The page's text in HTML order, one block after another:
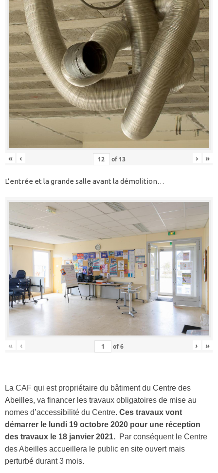
« ‹ of 13 › »
L’entrée et la grande salle avant la démolition…
« ‹ of6 › »
La CAF qui est propriétaire du bâtiment du Centre des
Abeilles, va financer les travaux obligatoires de mise au
nomes d’accessibilité du Centre. Ces travaux vont
démarrer le lundi 19 octobre 2020 pour une réception
des travaux le 18 janvier 2021. Par conséquent le Centre
des Abeilles accueillera le public en site ouvert mais
perturbé durant 3 mois.